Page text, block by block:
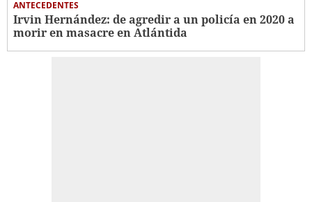
ANTECEDENTES
Irvin Hernández: de agredir a un policía en 2020 a
morir en masacre en Atlántida